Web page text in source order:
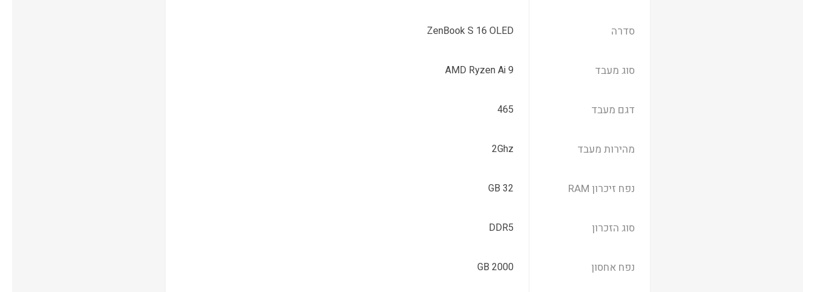
סדרה ZenBook S 16 OLED
סוג מעבד AMD Ryzen Ai 9
דגם מעבד 465
מהירות מעבד 2Ghz
נפח זיכרון RAM 32 GB
סוג הזכרון DDR5
נפח אחסון 2000 GB